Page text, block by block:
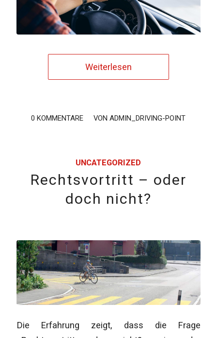
Weiterlesen
0 KOMMENTARE
/ VONADMIN_DRIVING-POINT
UNCATEGORIZED
Rechtsvortritt – oder
doch nicht?
Die Erfahrung zeigt, dass die Frage